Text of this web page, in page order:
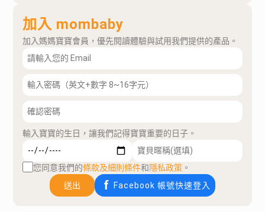
加入 mombaby
加入媽媽寶寶會員，優先閱讀體驗與試用我們提供的產品。
輸入寶寶的生日，讓我們記得寶寶重要的日子。
您同意我們的條款及細則條件和隱私政策 。
送出
Facebook 帳號快速登入